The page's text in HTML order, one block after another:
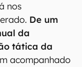
nos
De um
da
tática da
acompanhado